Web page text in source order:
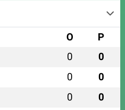
O P
0 0
0 0
0 0